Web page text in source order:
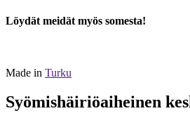
Löydät meidät myös somesta!
Made in Turku
Syömishäiriöaiheinen